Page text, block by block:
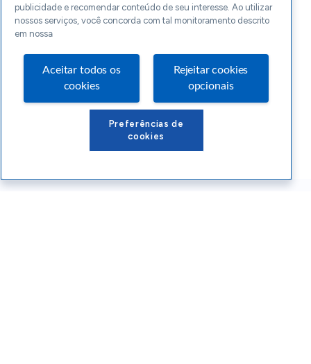
publicidade e recomendar conteúdo de seu interesse. Ao utilizar
nossos serviços, você concorda com tal monitoramento descrito
em nossa
Aceitar todos os
cookies
Rejeitar cookies
opcionais
Preferências de
cookies